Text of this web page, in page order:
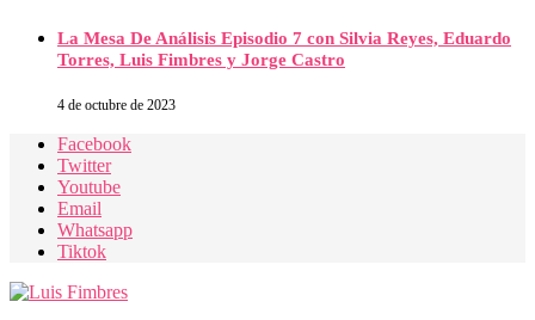
La Mesa De Análisis Episodio 7 con Silvia Reyes, Eduardo
Torres, Luis Fimbres y Jorge Castro
4 de octubre de 2023
Facebook
Twitter
Youtube
Email
Whatsapp
Tiktok